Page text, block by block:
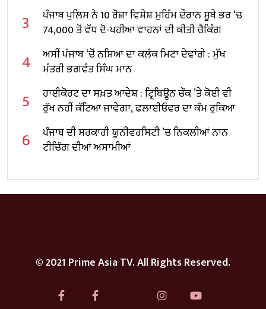
3
ਪੰਜਾਬ ਪੁਲਿਸ ਨੇ 10 ਰੋਜ਼ਾ ਵਿਸ਼ੇਸ਼ ਮੁਹਿੰਮ ਦੌਰਾਨ ਸੂਬੇ ਭਰ ‘ਚ
74,000 ਤੋਂ ਵੱਧ ਦੋ-ਪਹੀਆ ਵਾਹਨਾਂ ਦੀ ਕੀਤੀ ਚੈਕਿੰਗ
4
ਅਸੀਂ ਪੰਜਾਬ ‘ਚੋਂ ਨਸ਼ਿਆਂ ਦਾ ਕਲੰਕ ਮਿਟਾ ਦੇਵਾਂਗੇ : ਮੁੱਖ
ਮੰਤਰੀ ਭਗਵੰਤ ਸਿੰਘ ਮਾਨ
5
ਹਾਈਕੋਰਟ ਦਾ ਸਖ਼ਤ ਆਦੇਸ਼ : ਟ੍ਰਿਬਿਊਨ ਚੌਕ ’ਤੇ ਕੋਈ ਵੀ
ਰੁੱਖ ਨਹੀਂ ਕੱਟਿਆ ਜਾਵੇਗਾ, ਫਲਾਈਓਵਰ ਦਾ ਕੰਮ ਰੁਕਿਆ
6
ਪੰਜਾਬ ਦੀ ਸਰਕਾਰੀ ਯੂਨੀਵਰਸਿਟੀ ’ਚ ਨਿਕਲੀਆਂ ਨਾਨ
ਟੀਚਿੰਗ ਦੀਆਂ ਅਸਾਮੀਆਂ
© 2021 Prime Asia TV. All Rights Reserved.